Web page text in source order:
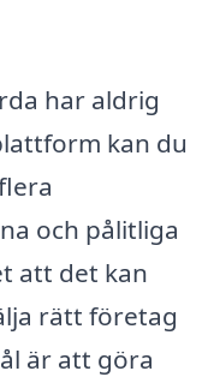
har aldrig
kan du
och pålitliga
att det kan
rätt företag
är att göra